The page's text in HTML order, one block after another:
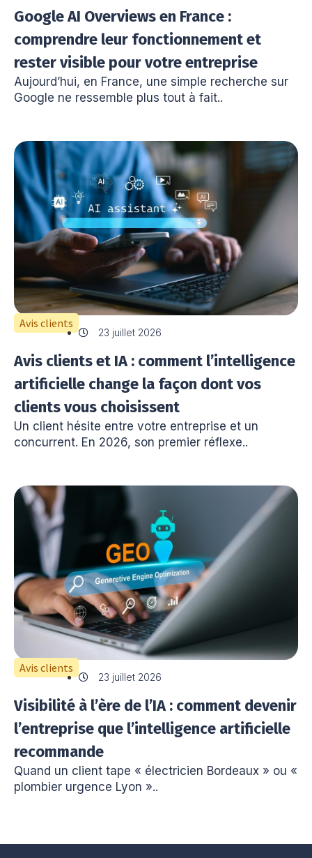
Google AI Overviews en France :
comprendre leur fonctionnement et
rester visible pour votre entreprise
Aujourd’hui, en France, une simple recherche sur
Google ne ressemble plus tout à fait..
Avis clients
23 juillet 2026
Avis clients et IA : comment l’intelligence
artificielle change la façon dont vos
clients vous choisissent
Un client hésite entre votre entreprise et un
concurrent. En 2026, son premier réflexe..
Avis clients
23 juillet 2026
Visibilité à l’ère de l’IA : comment devenir
l’entreprise que l’intelligence artificielle
recommande
Quand un client tape « électricien Bordeaux » ou «
plombier urgence Lyon »..